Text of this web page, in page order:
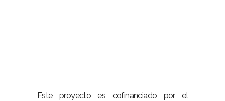
Este proyecto es cofinanciado por el